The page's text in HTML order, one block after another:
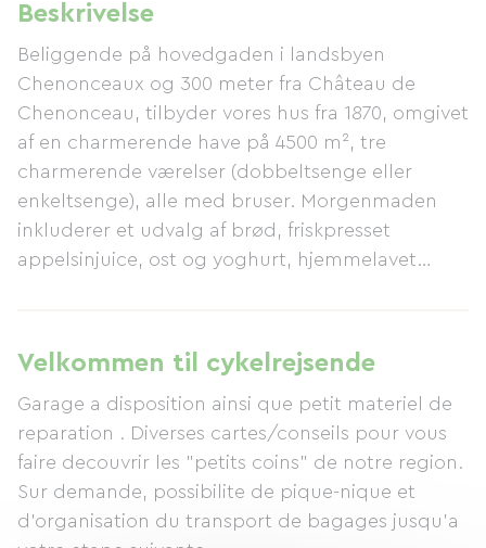
Beskrivelse
Beliggende på hovedgaden i landsbyen
Chenonceaux og 300 meter fra Château de
Chenonceau, tilbyder vores hus fra 1870, omgivet
af en charmerende have på 4500 m², tre
charmerende værelser (dobbeltsenge eller
enkeltsenge), alle med bruser. Morgenmaden
inkluderer et udvalg af brød, friskpresset
appelsinjuice, ost og yoghurt, hjemmelavet
vores familiehjem; derfor vil du ved din ankomst
blive tilbudt en velkomstte ved pejsen eller
under en parasol. Du kan også spise middag
med os (efter reservation). Vi ses snart... Cecile
Velkommen til cykelrejsende
Garage a disposition ainsi que petit materiel de
reparation . Diverses cartes/conseils pour vous
faire decouvrir les "petits coins" de notre region.
Sur demande, possibilite de pique-nique et
d'organisation du transport de bagages jusqu'a